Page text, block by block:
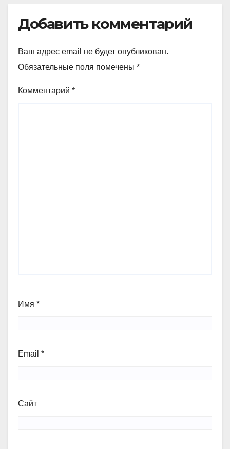
Добавить комментарий
Ваш адрес email не будет опубликован.
Обязательные поля помечены *
Комментарий *
Имя *
Email *
Сайт